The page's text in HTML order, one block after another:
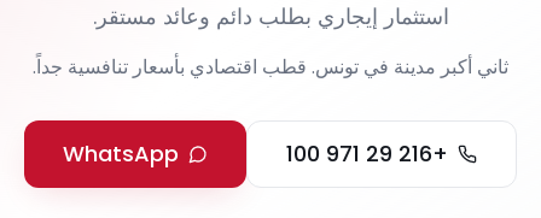
استثمار إيجاري بطلب دائم وعائد مستقر.
ثاني أكبر مدينة في تونس. قطب اقتصادي بأسعار تنافسية جداً.
WhatsApp +216 29 971 100